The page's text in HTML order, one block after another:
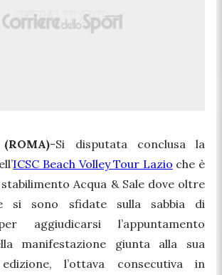
(ROMA)-Si disputata conclusa la
ICSC Beach Volley Tour Lazio che è
Acqua & Sale dove oltre
si sono sfidate sulla sabbia di
aggiudicarsi l’appuntamento
manifestazione giunta alla sua
l’ottava consecutiva in